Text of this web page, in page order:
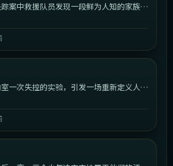
案中救援队员发现一段鲜为人知的家族秘
一次失控的实验，引发一场重新定义人类